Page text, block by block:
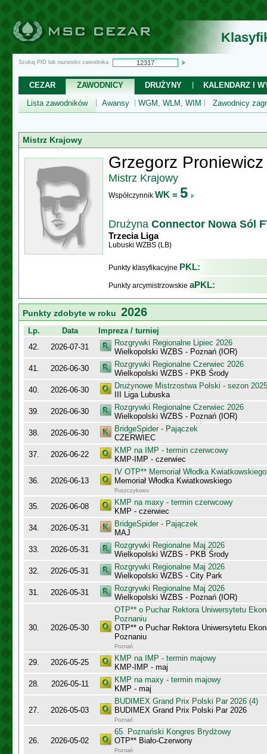
Szukaj PID lub nazwisko zawodnika:
CEZAR ZAWODNICY DRUŻYNY
KALENDARZ I
Lista zawodników
Awansy WGM, WLM, WIM Zawodnicy
Mistrz Krajowy
Grzegorz Proniewicz
Mistrz Krajowy
Współczynnik WK = 5
Drużyna Connector Nowa Sól
Trzecia Liga
Lubuski WZBS (LB)
Punkty klasyfikacyjne PKL:
Punkty arcymistrzowskie aPKL:
Punkty zdobyte w roku 2026
Lp. Data
Impreza / turniej
42.
2026-07-31
Rozgrywki Regionalne Lipiec 2026
Wielkopolski WZBS - Poznań (IOR)
41.
2026-06-30
Rozgrywki Regionalne Czerwiec 2026
Wielkopolski WZBS - PKB Środy
40.
2026-06-30
Drużynowe Mistrzostwa Polski - sezon
III Liga Lubuska
39.
2026-06-30
Rozgrywki Regionalne Czerwiec 2026
Wielkopolski WZBS - Poznań (IOR)
38.
2026-06-30
BridgeSpider - Pajączek
CZERWIEC
37.
2026-06-22
KMP na IMP - termin czerwcowy
KMP-IMP - czerwiec
36. 2026-06-13
IV OTP** Memoriał Włodka Kwiatkowskiego
Memoriał Włodka Kwiatkowskiego
Puszczykowo
35. 2026-06-08
KMP na maxy - termin czerwcowy
KMP - czerwiec
34.
2026-05-31
BridgeSpider - Pajączek
MAJ
33.
2026-05-31
Rozgrywki Regionalne Maj 2026
Wielkopolski WZBS - PKB Środy
32.
2026-05-31
Rozgrywki Regionalne Maj 2026
Wielkopolski WZBS - City Park
31.
2026-05-31
Rozgrywki Regionalne Maj 2026
Wielkopolski WZBS - Poznań (IOR)
30. 2026-05-30
OTP** o Puchar Rektora Uniwersytetu
Poznaniu
OTP** o Puchar Rektora Uniwersytetu
Poznaniu
Poznań
29. 2026-05-25
KMP na IMP - termin majowy
KMP-IMP - maj
28.
2026-05-11
KMP na maxy - termin majowy
KMP - maj
27. 2026-05-03
BUDIMEX Grand Prix Polski Par 2026 (4)
BUDIMEX Grand Prix Polski Par 2026
Poznań
26. 2026-05-02
65. Poznański Kongres Brydżowy
OTP** Biało-Czerwony
Poznań